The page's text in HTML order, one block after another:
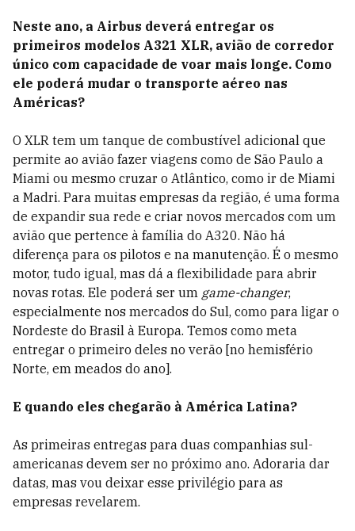
Neste ano, a Airbus deverá entregar os
primeiros modelos A321 XLR, avião de corredor
único com capacidade de voar mais longe. Como
ele poderá mudar o transporte aéreo nas
Américas?
O XLR tem um tanque de combustível adicional que
permite ao avião fazer viagens como de São Paulo a
Miami ou mesmo cruzar o Atlântico, como ir de Miami
a Madri. Para muitas empresas da região, é uma forma
de expandir sua rede e criar novos mercados com um
avião que pertence à família do A320. Não há
diferença para os pilotos e na manutenção. É o mesmo
motor, tudo igual, mas dá a flexibilidade para abrir
novas rotas. Ele poderá ser um game-changer,
especialmente nos mercados do Sul, como para ligar o
Nordeste do Brasil à Europa. Temos como meta
entregar o primeiro deles no verão [no hemisfério
Norte, em meados do ano].
E quando eles chegarão à América Latina?
As primeiras entregas para duas companhias sul-
americanas devem ser no próximo ano. Adoraria dar
datas, mas vou deixar esse privilégio para as
empresas revelarem.